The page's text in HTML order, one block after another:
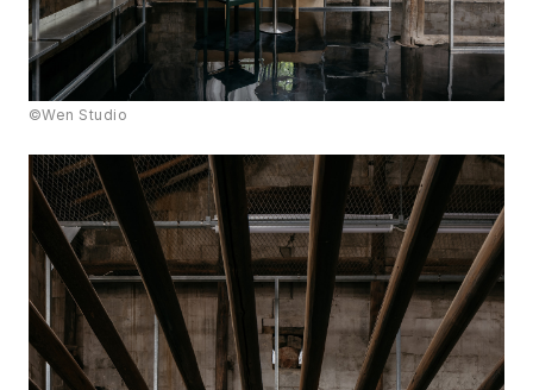
©Wen Studio